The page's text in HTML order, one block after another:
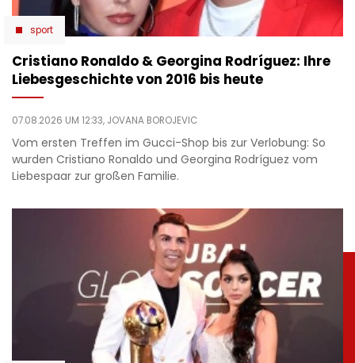
sport
Cristiano Ronaldo & Georgina Rodríguez: Ihre
Liebesgeschichte von 2016 bis heute
07.08.2026 UM 12:33, JOVANA BOROJEVIC
Vom ersten Treffen im Gucci-Shop bis zur Verlobung: So
wurden Cristiano Ronaldo und Georgina Rodríguez vom
Liebespaar zur großen Familie.